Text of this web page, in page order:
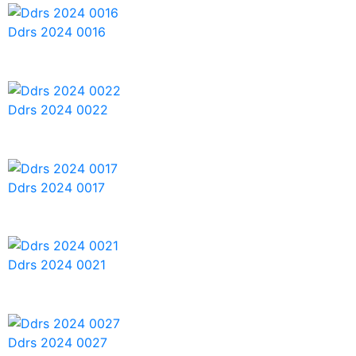
Ddrs 2024 0016
Ddrs 2024 0022
Ddrs 2024 0017
Ddrs 2024 0021
Ddrs 2024 0027